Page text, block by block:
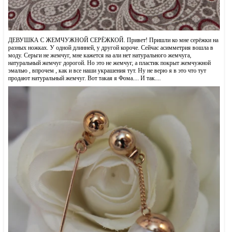
ДЕВУШКА С ЖЕМЧУЖНОЙ СЕРЁЖКОЙ. Привет! Пришли ко мне серёжки на
разных ножках. У одной длинней, у другой короче. Сейчас асимметрия вошла в
моду. Серьги не жемчуг, мне кажется на али нет натурального жемчуга,
натуральный жемчуг дорогой. Но это не жемчуг, а пластик покрыт жемчужной
эмалью , впрочем , как и все наши украшения тут. Ну не верю я в это что тут
продают натуральный жемчуг. Вот такая я Фома.... И так....